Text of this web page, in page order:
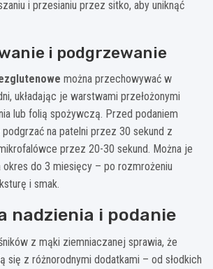
i przesianiu przez sitko, aby uniknąć
i podgrzewanie
można przechowywać w
układając je warstwami przełożonymi
lub folią spożywczą. Przed podaniem
na patelni przez 30 sekund z
przez 20-30 sekund. Można je
do 3 miesięcy – po rozmrożeniu
i smak.
nadzienia i podanie
z mąki ziemniaczanej sprawia, że
się z różnorodnymi dodatkami – od słodkich